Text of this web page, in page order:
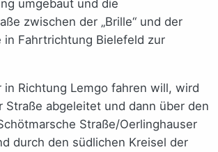
umgebaut und die
zwischen der „Brille“ und der
in Fahrtrichtung Bielefeld zur
in Richtung Lemgo fahren will, wird
Straße abgeleitet und dann über den
Straße/Oerlinghauser
durch den südlichen Kreisel der